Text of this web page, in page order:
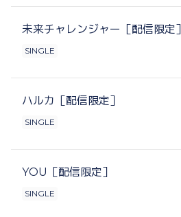
未来チャレンジャー［配信限定］
SINGLE
ハルカ［配信限定］
SINGLE
YOU［配信限定］
SINGLE